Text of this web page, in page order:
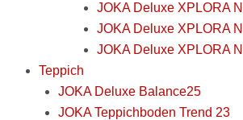
JOKA Deluxe XPLORA
JOKA Deluxe XPLORA
JOKA Deluxe XPLORA
Teppich
JOKA Deluxe Balance25
JOKA Teppichboden Trend 23